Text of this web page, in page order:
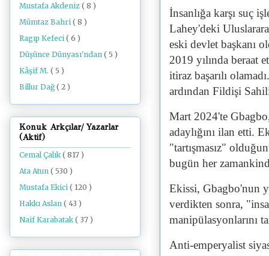
İnsanlığa karşı suç
Lahey'deki
eski devlet başkanı
2019 yılında beraat
itiraz başarılı
ardından Fildişi
Mart 2024'te
adaylığını ilan etti.
"tartışmasız"
bugün her
Ekissi, Gbagbo'nun
verdikten sonra,
manipülasyonlarını
Anti-emperyalist
Mustafa Akdeniz ( 8 )
Mümtaz Bahri ( 8 )
Ragıp Kefeci ( 6 )
Düşünce Dünyası'ndan ( 5 )
Kâşif M. ( 5 )
Billur Dağ ( 2 )
Konuk Arkçılar/ Yazarlar
(Aktif)
Cemal Çalık( 817 )
Ata Atun ( 530 )
Mustafa Ekici ( 120 )
Hakkı Aslan ( 43 )
Naif Karabatak( 37 )